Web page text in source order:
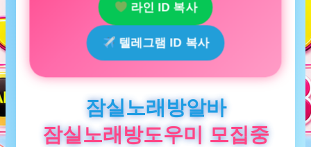
라인 ID 복사
텔레그램 ID 복사
잠실노래방알바
잠실노래방도우미 모집중